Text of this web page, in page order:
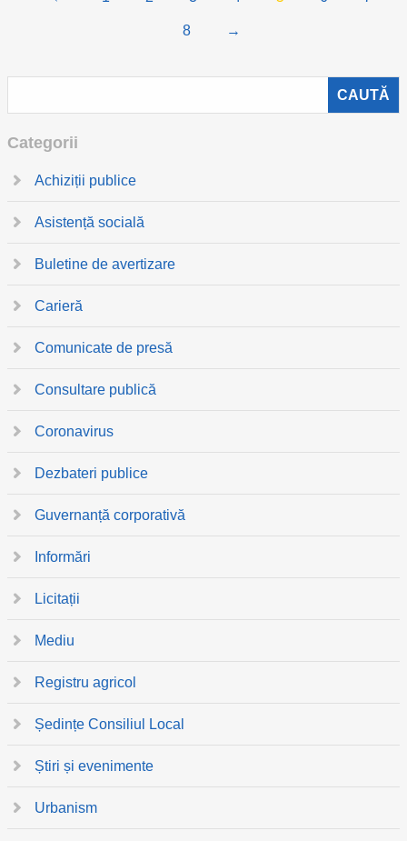
8 →
Categorii
Achiziții publice
Asistență socială
Buletine de avertizare
Carieră
Comunicate de presă
Consultare publică
Coronavirus
Dezbateri publice
Guvernanță corporativă
Informări
Licitații
Mediu
Registru agricol
Ședințe Consiliul Local
Știri și evenimente
Urbanism